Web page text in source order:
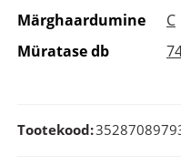
Märghaardumine
C
Müratase db
Tootekood: